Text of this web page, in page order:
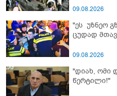
09.08.2026
"ეს უზნეო
ცუდად
09.08.2026
"დიახ, ომი
წერტილი!"